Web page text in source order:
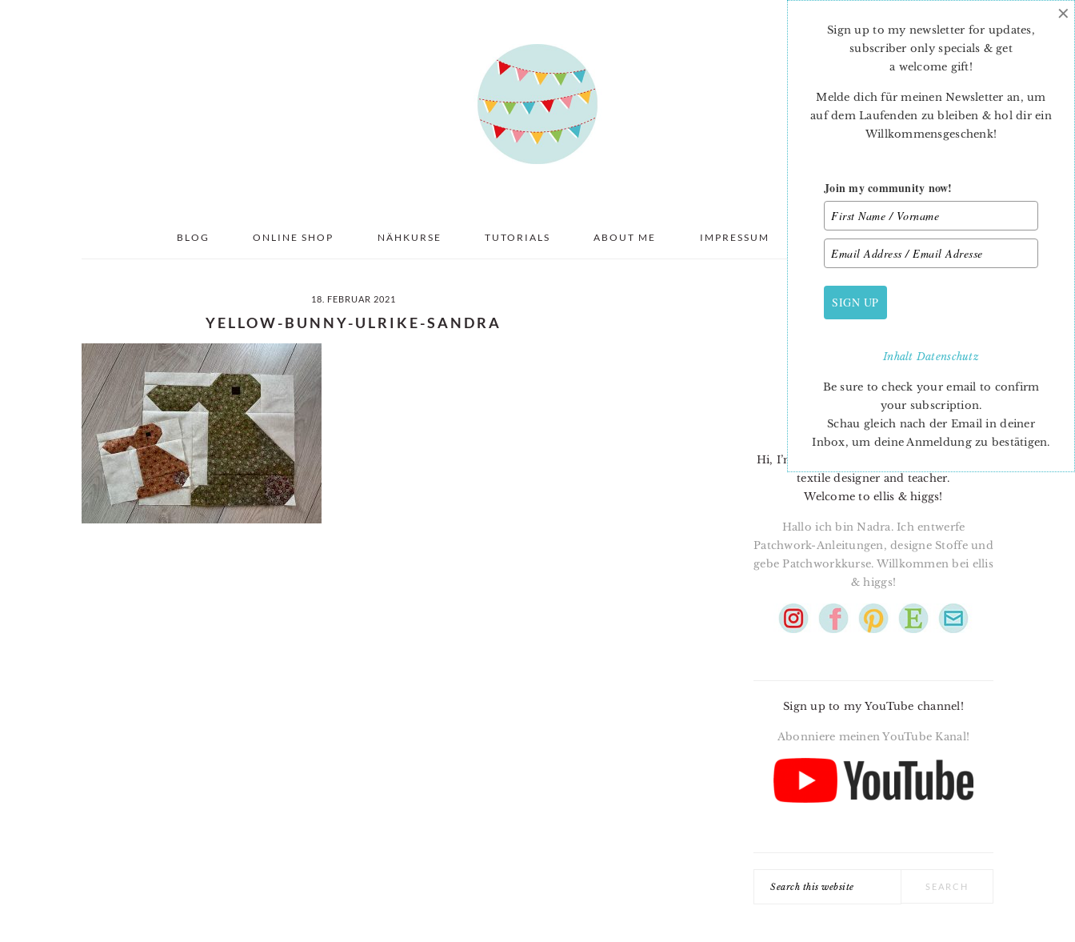
BLOG ONLINE SHOP NÄHKURSE TUTORIALS ABOUT ME IMPRESSUM DATENSCHUTZ
18. FEBRUAR 2021
YELLOW-BUNNY-ULRIKE-SANDRA
PRIMARY
SIDEBAR
Hi, I’m Nadra. I’m a quilt pattern designer,
textile designer and teacher.
Welcome to ellis & higgs!
Hallo ich bin Nadra. Ich entwerfe
Patchwork-Anleitungen, designe Stoffe und
gebe Patchworkkurse. Willkommen bei ellis
& higgs!
Sign up to my YouTube channel!
Abonniere meinen YouTube Kanal!
Sign up to my newsletter for updates,
subscriber only specials & get
a welcome gift!
Melde dich für meinen Newsletter an, um
auf dem Laufenden zu bleiben & hol dir ein
Willkommensgeschenk!
Join my community now!
SIGN UP
InhaltDatenschutz
Be sure to check your email to confirm
your subscription.
Schau gleich nach der Email in deiner
Inbox, um deine Anmeldung zu bestätigen.
×